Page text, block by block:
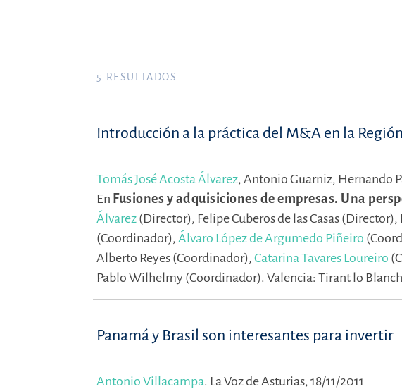
5 RESULTADOS
Introducción a la práctica del M&A en la
Tomás José Acosta Álvarez, Antonio Guarniz, Hernando
En Fusiones y adquisiciones de empresas. Una
Álvarez (Director), Felipe Cuberos de las Casas (Director),
(Coordinador), Álvaro López de Argumedo Piñeiro
Alberto Reyes (Coordinador), Catarina Tavares Loureiro
Pablo Wilhelmy (Coordinador). Valencia: Tirant lo
Panamá y Brasil son interesantes para invertir
Antonio Villacampa. La Voz de Asturias, 18/11/2011